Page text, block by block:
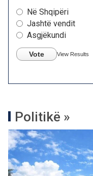
Në Shqipëri
Jashtë vendit
Asgjëkundi
Vote View Results
Politikë »